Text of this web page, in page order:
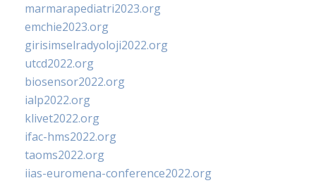
marmarapediatri2023.org
emchie2023.org
girisimselradyoloji2022.org
utcd2022.org
biosensor2022.org
ialp2022.org
klivet2022.org
ifac-hms2022.org
taoms2022.org
iias-euromena-conference2022.org